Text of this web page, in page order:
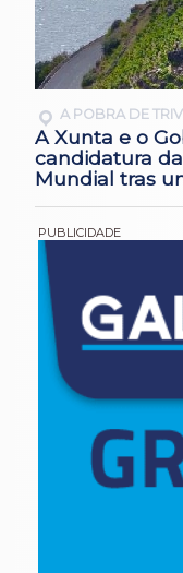
A POBRA DE
A Xunta e o
candidatura
Mundial tras